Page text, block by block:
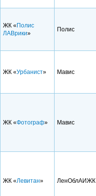
ЖК « Полис
ЛАВрики»
Полис
ЖК «Урбанист» Мавис
ЖК «Фотограф» Мавис
ЖК «Левитан» ЛенОблАИЖК